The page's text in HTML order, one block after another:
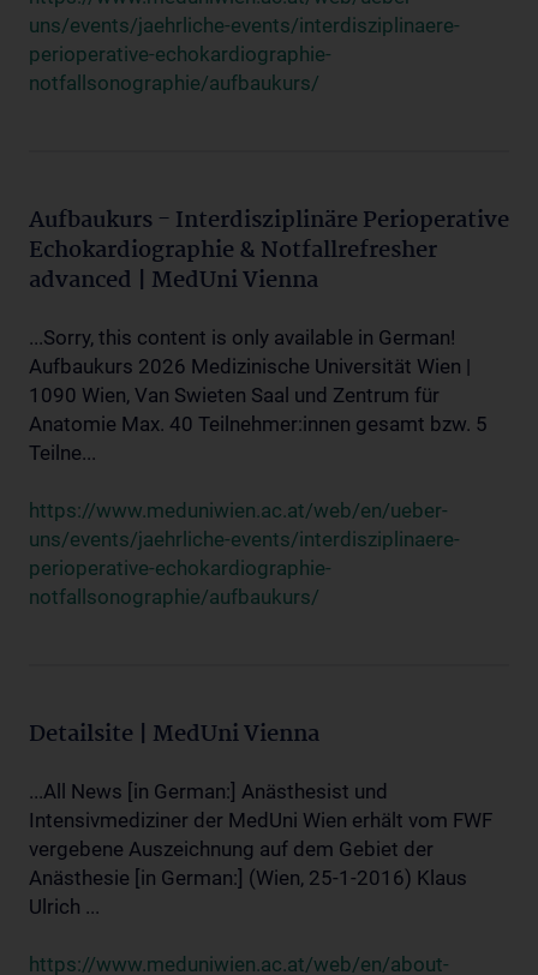
uns/events/jaehrliche-events/interdisziplinaere-
perioperative-echokardiographie-
notfallsonographie/aufbaukurs/
Aufbaukurs - Interdisziplinäre Perioperative
Echokardiographie & Notfallrefresher
advanced | MedUni Vienna
...Sorry, this content is only available in German!
Aufbaukurs 2026 Medizinische Universität Wien |
1090 Wien, Van Swieten Saal und Zentrum für
Anatomie Max. 40 Teilnehmer:innen gesamt bzw. 5
Teilne...
https://www.meduniwien.ac.at/web/en/ueber-
uns/events/jaehrliche-events/interdisziplinaere-
perioperative-echokardiographie-
notfallsonographie/aufbaukurs/
Detailsite | MedUni Vienna
...All News [in German:] Anästhesist und
Intensivmediziner der MedUni Wien erhält vom FWF
vergebene Auszeichnung auf dem Gebiet der
Anästhesie [in German:] (Wien, 25-1-2016) Klaus
Ulrich ...
https://www.meduniwien.ac.at/web/en/about-